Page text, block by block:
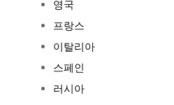
영국
프랑스
이탈리아
스페인
러시아